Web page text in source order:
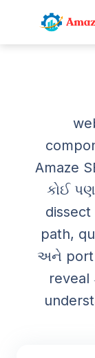
Amaze
કોઈ
path,
અને port